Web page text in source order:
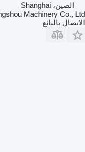
الصين، Shanghai
Machinery Co., Ltd
الاتصال بالبائع